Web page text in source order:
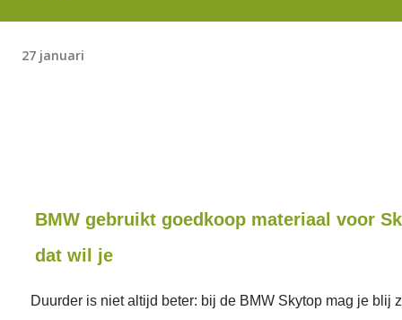
27 januari
BMW gebruikt goedkoop materiaal voor
dat wil je
Duurder is niet altijd beter: bij de BMW Skytop mag je blij